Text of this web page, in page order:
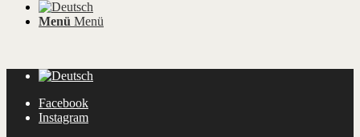
Menü Menü
Facebook
Instagram